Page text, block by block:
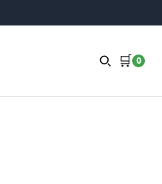
🛒 0